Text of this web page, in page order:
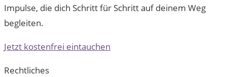
Impulse, die dich Schritt für Schritt auf deinem Weg
begleiten.
Jetzt kostenfrei eintauchen
Rechtliches